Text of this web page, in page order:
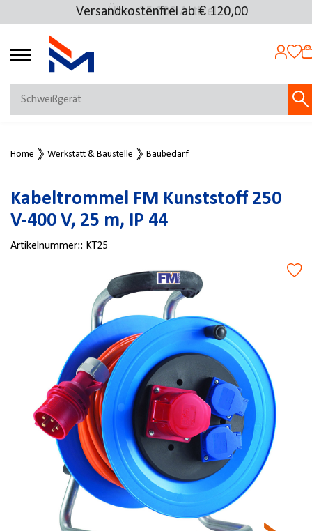
Über 25.000 Artikel
Versandkostenfrei ab € 120,00
4.72
MEIN KONTO
Jetzt anmelden
NEU BEI FMOSER?
Jetzt registrieren
Home Werkstatt & Baustelle Baubedarf
Kabeltrommel FM Kunststoff 250
V-400 V, 25 m, IP 44
Artikelnummer:: KT25